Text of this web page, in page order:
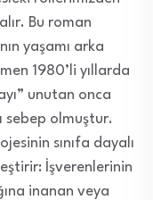
Bu roman
yaşamı arka
1980’li yıllarda
unutan onca
sebep olmuştur.
sınıfa dayalı
İşverenlerinin
inanan veya